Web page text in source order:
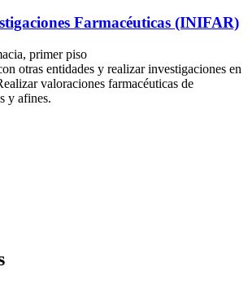
Farmacéuticas (INIFAR)
primer piso
otras entidades y realizar investigaciones en
valoraciones farmacéuticas de
y afines.